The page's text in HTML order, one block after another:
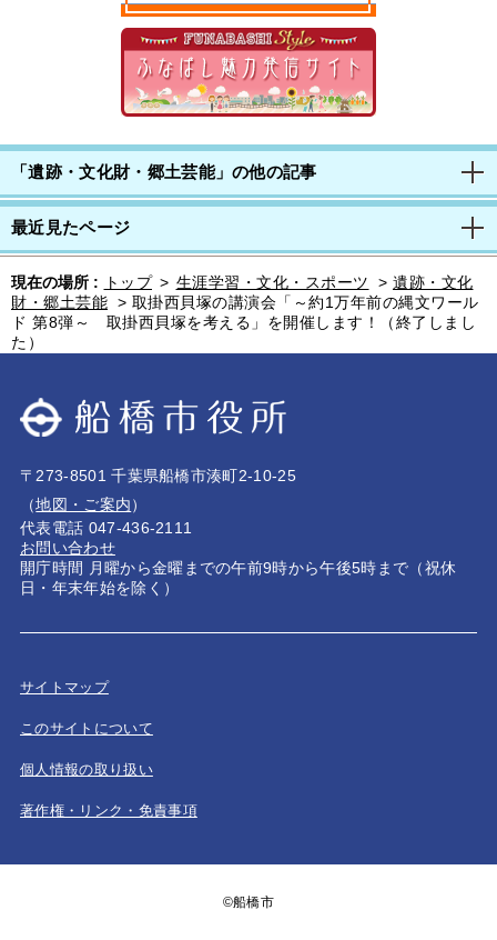
「遺跡・文化財・郷土芸能」の他の記事
最近見たページ
現在の場所 : トップ > 生涯学習・文化・スポーツ > 遺跡・文化
財・郷土芸能 > 取掛西貝塚の講演会「～約1万年前の縄文ワール
ド 第8弾～ 取掛西貝塚を考える」を開催します！（終了しまし
た）
〒273-8501 千葉県船橋市湊町2-10-25
（地図・ご案内）
代表電話 047-436-2111
お問い合わせ
開庁時間 月曜から金曜までの午前9時から午後5時まで（祝休
日・年末年始を除く）
サイトマップ
このサイトについて
個人情報の取り扱い
著作権・リンク・免責事項
©船橋市